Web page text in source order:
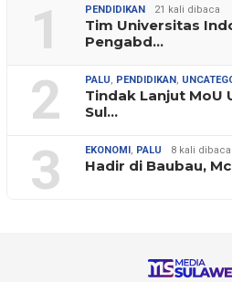
1 PENDIDIKAN 21 kali dibaca
Tim Universitas
Pengabd…
2 PALU, PENDIDIKAN ,
Tindak Lanjut MoU
Sul…
3 EKONOMI , PALU 8 kali dibaca
Hadir di Baubau,